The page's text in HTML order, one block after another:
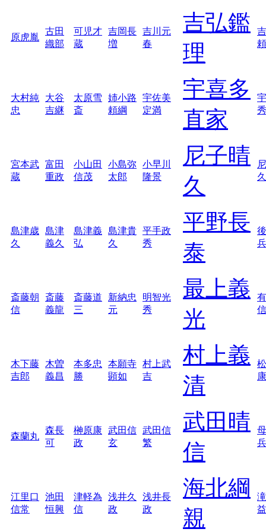
原虎胤
古田
織部
可児才
蔵
吉岡長
増
吉川元
春
吉弘鑑
理
頼
大村純
忠
大谷
吉継
太原雪
斎
姉小路
頼綱
宇佐美
定満
宇喜多
直家
宮本武
蔵
富田
重政
小山田
信茂
小島弥
太郎
小早川
隆景
尼子晴
久
久
島津歳
久
島津
義久
島津義
弘
島津貴
久
平手政
秀
平野長
泰
斎藤朝
信
斎藤
義龍
斎藤道
三
新納忠
元
明智光
秀
最上義
光
信
木下藤
吉郎
木曽
義昌
本多忠
勝
本願寺
顕如
村上武
吉
村上義
清
康
森蘭丸
森長
可
榊原康
政
武田信
玄
武田信
繁
武田晴
信
江里口
信常
池田
恒興
津軽為
信
浅井久
政
浅井長
政
海北綱
親
益